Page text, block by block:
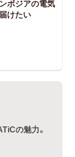
ボジアの電気
けたい
の魅力。